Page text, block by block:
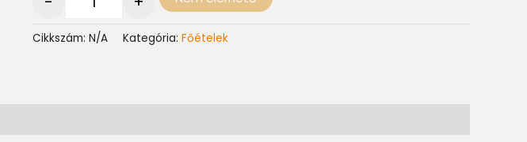
Cikkszám: N/A Kategória: Főételek